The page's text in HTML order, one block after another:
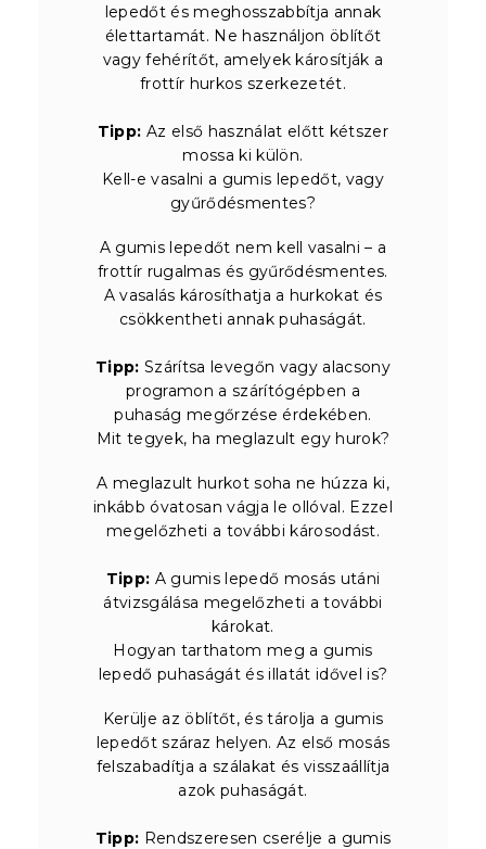
lepedőt és meghosszabbítja annak
élettartamát. Ne használjon öblítőt
vagy fehérítőt, amelyek károsítják a
frottír hurkos szerkezetét.
Tipp: Az első használat előtt kétszer
mossa ki külön.
Kell-e vasalni a gumis lepedőt, vagy
gyűrődésmentes?
A gumis lepedőt nem kell vasalni – a
frottír rugalmas és gyűrődésmentes.
A vasalás károsíthatja a hurkokat és
csökkentheti annak puhaságát.
Tipp: Szárítsa levegőn vagy alacsony
programon a szárítógépben a
puhaság megőrzése érdekében.
Mit tegyek, ha meglazult egy hurok?
A meglazult hurkot soha ne húzza ki,
inkább óvatosan vágja le ollóval. Ezzel
megelőzheti a további károsodást.
Tipp: A gumis lepedő mosás utáni
átvizsgálása megelőzheti a további
károkat.
Hogyan tarthatom meg a gumis
lepedő puhaságát és illatát idővel is?
Kerülje az öblítőt, és tárolja a gumis
lepedőt száraz helyen. Az első mosás
felszabadítja a szálakat és visszaállítja
azok puhaságát.
Tipp: Rendszeresen cserélje a gumis